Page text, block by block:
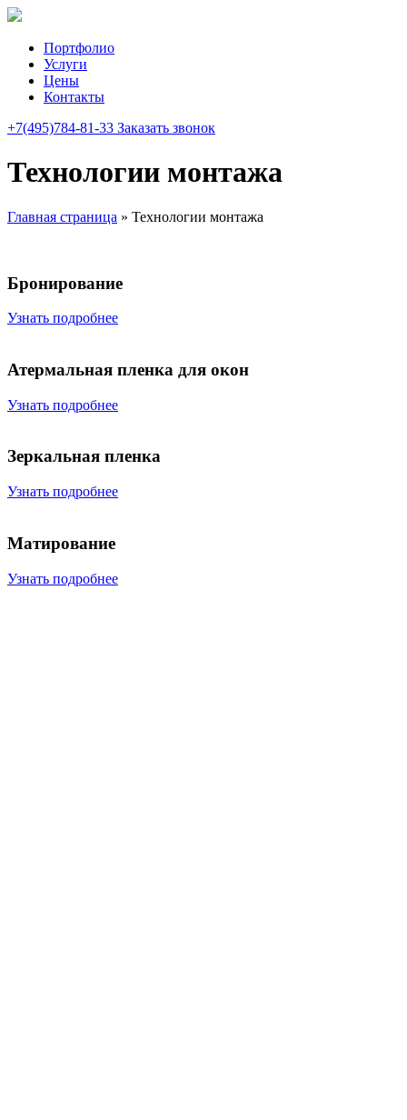
Портфолио
Услуги
Цены
Контакты
+7(495)784-81-33 Заказать звонок
Технологии монтажа
Главная страница » Технологии монтажа
Бронирование
Узнать подробнее
Атермальная пленка для окон
Узнать подробнее
Зеркальная пленка
Узнать подробнее
Матирование
Узнать подробнее